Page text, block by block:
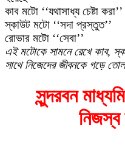
কাব মটো ‘‘যথাসাধ্য চেষ্টা করা’’
স্কাউট মটো ‘‘সদা প্রস্তুত’’
রোভার মটো ‘‘সেবা’’
এই মটোকে সামনে রেখে কাব,
সাথে নিজেদের জীবনকে গড়ে
সুন্দরবন